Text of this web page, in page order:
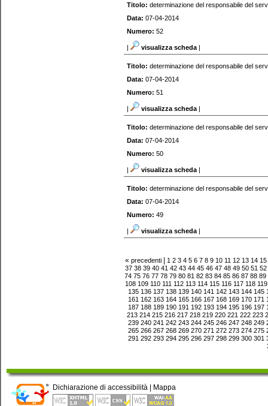
Titolo: determinazione del responsabile del
Data: 07-04-2014
Numero: 52
| visualizza scheda |
Titolo: determinazione del responsabile del
Data: 07-04-2014
Numero: 51
| visualizza scheda |
Titolo: determinazione del responsabile del
Data: 07-04-2014
Numero: 50
| visualizza scheda |
Titolo: determinazione del responsabile del
Data: 07-04-2014
Numero: 49
| visualizza scheda |
«precedenti | 1 2 3 4 5 6 7 8 9 10 11 12 13 14 15
37 38 39 40 41 42 43 44 45 46 47 48 49 50 51 52
74 75 76 77 78 79 80 81 82 83 84 85 86 87 88 89
108 109 110 111 112 113 114 115 116 117 118 119
135 136 137 138 139 140 141 142 143 144 145
161 162 163 164 165 166 167 168 169 170 171
187 188 189 190 191 192 193 194 195 196 197
213 214 215 216 217 218 219 220 221 222 223
239 240 241 242 243 244 245 246 247 248 249
265 266 267 268 269 270 271 272 273 274 275
291 292 293 294 295 296 297 298 299 300 301
Dichiarazione di accessibilità | Mappa